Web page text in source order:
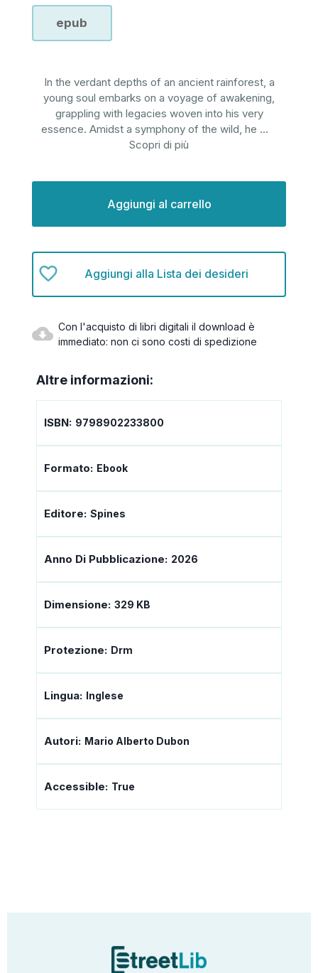
epub
In the verdant depths of an ancient rainforest, a
young soul embarks on a voyage of awakening,
grappling with legacies woven into his very
essence. Amidst a symphony of the wild, he ...
Scopri di più
Aggiungi alla Lista dei desideri
Con l'acquisto di libri digitali il download è
immediato: non ci sono costi di spedizione
Altre informazioni:
ISBN: 9798902233800
Formato: Ebook
Editore: Spines
Anno Di Pubblicazione: 2026
Dimensione: 329 KB
Protezione: Drm
Lingua: Inglese
Autori: Mario Alberto Dubon
Accessible: True